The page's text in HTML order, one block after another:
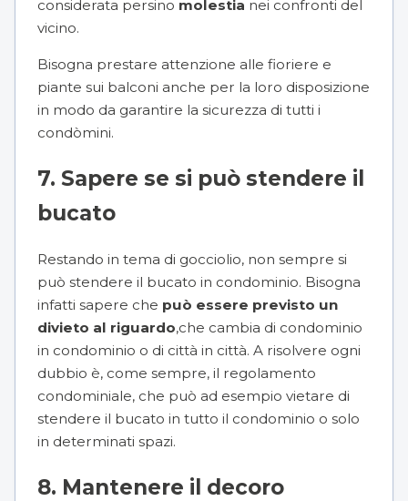
considerata persino molestia nei confronti del
vicino.
Bisogna prestare attenzione alle fioriere e
piante sui balconi anche per la loro disposizione
in modo da garantire la sicurezza di tutti i
condòmini.
7. Sapere se si può stendere il
bucato
Restando in tema di gocciolio, non sempre si
può stendere il bucato in condominio. Bisogna
infatti sapere che può essere previsto un
divieto al riguardo,che cambia di condominio
in condominio o di città in città. A risolvere ogni
dubbio è, come sempre, il regolamento
condominiale, che può ad esempio vietare di
stendere il bucato in tutto il condominio o solo
in determinati spazi.
8. Mantenere il decoro